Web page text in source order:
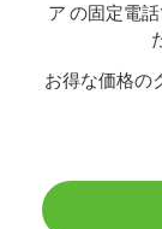
ア の固定電
お得な価格の